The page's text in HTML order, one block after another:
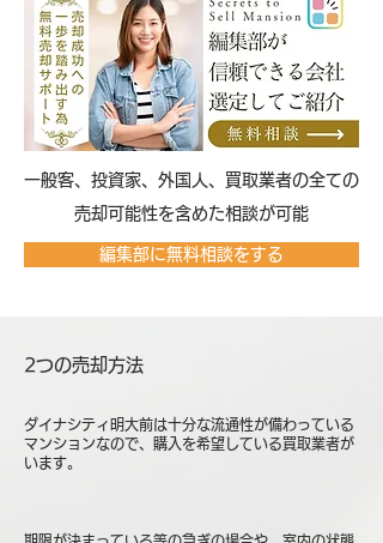
​一般客、投資家、外国人、買取業者の全ての
売却可能性を含めた相談が可能
編集部に無料相談をする
2つの売却方法
ダイナシティ明大前は十分な流通性が備わっている
マンションなので、購入を希望している買取業者が
います。